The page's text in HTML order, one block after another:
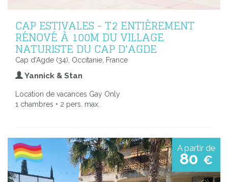
CAP ESTIVALES - T2 ENTIÈREMENT
RÉNOVÉ À 100M DU VILLAGE
NATURISTE DU CAP D'AGDE
Cap d'Agde (34), Occitanie, France
Yannick & Stan
Location de vacances Gay Only
1 chambres • 2 pers. max.
A partir de
80 €